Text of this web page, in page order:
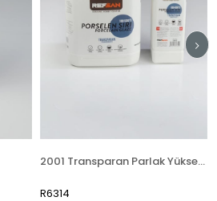
2001 Transparan Parlak Yüksek Derece Sır Hazır Sıvı Yüksek